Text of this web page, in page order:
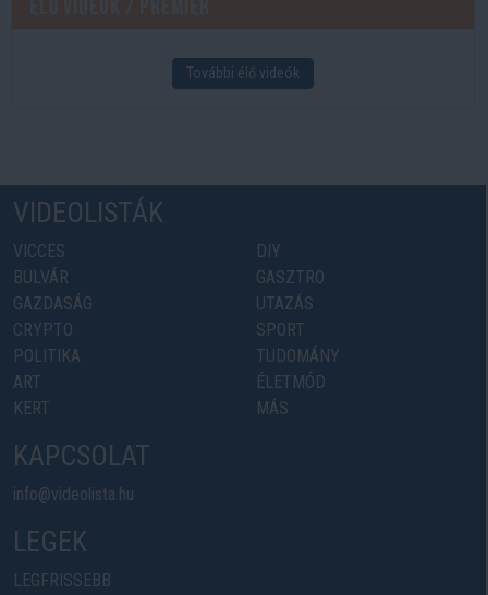
További élő videók
VIDEOLISTÁK
VICCES
BULVÁR
GAZDASÁG
CRYPTO
POLITIKA
ART
KERT
DIY
GASZTRO
UTAZÁS
SPORT
TUDOMÁNY
ÉLETMÓD
MÁS
KAPCSOLAT
info@videolista.hu
LEGEK
LEGFRISSEBB